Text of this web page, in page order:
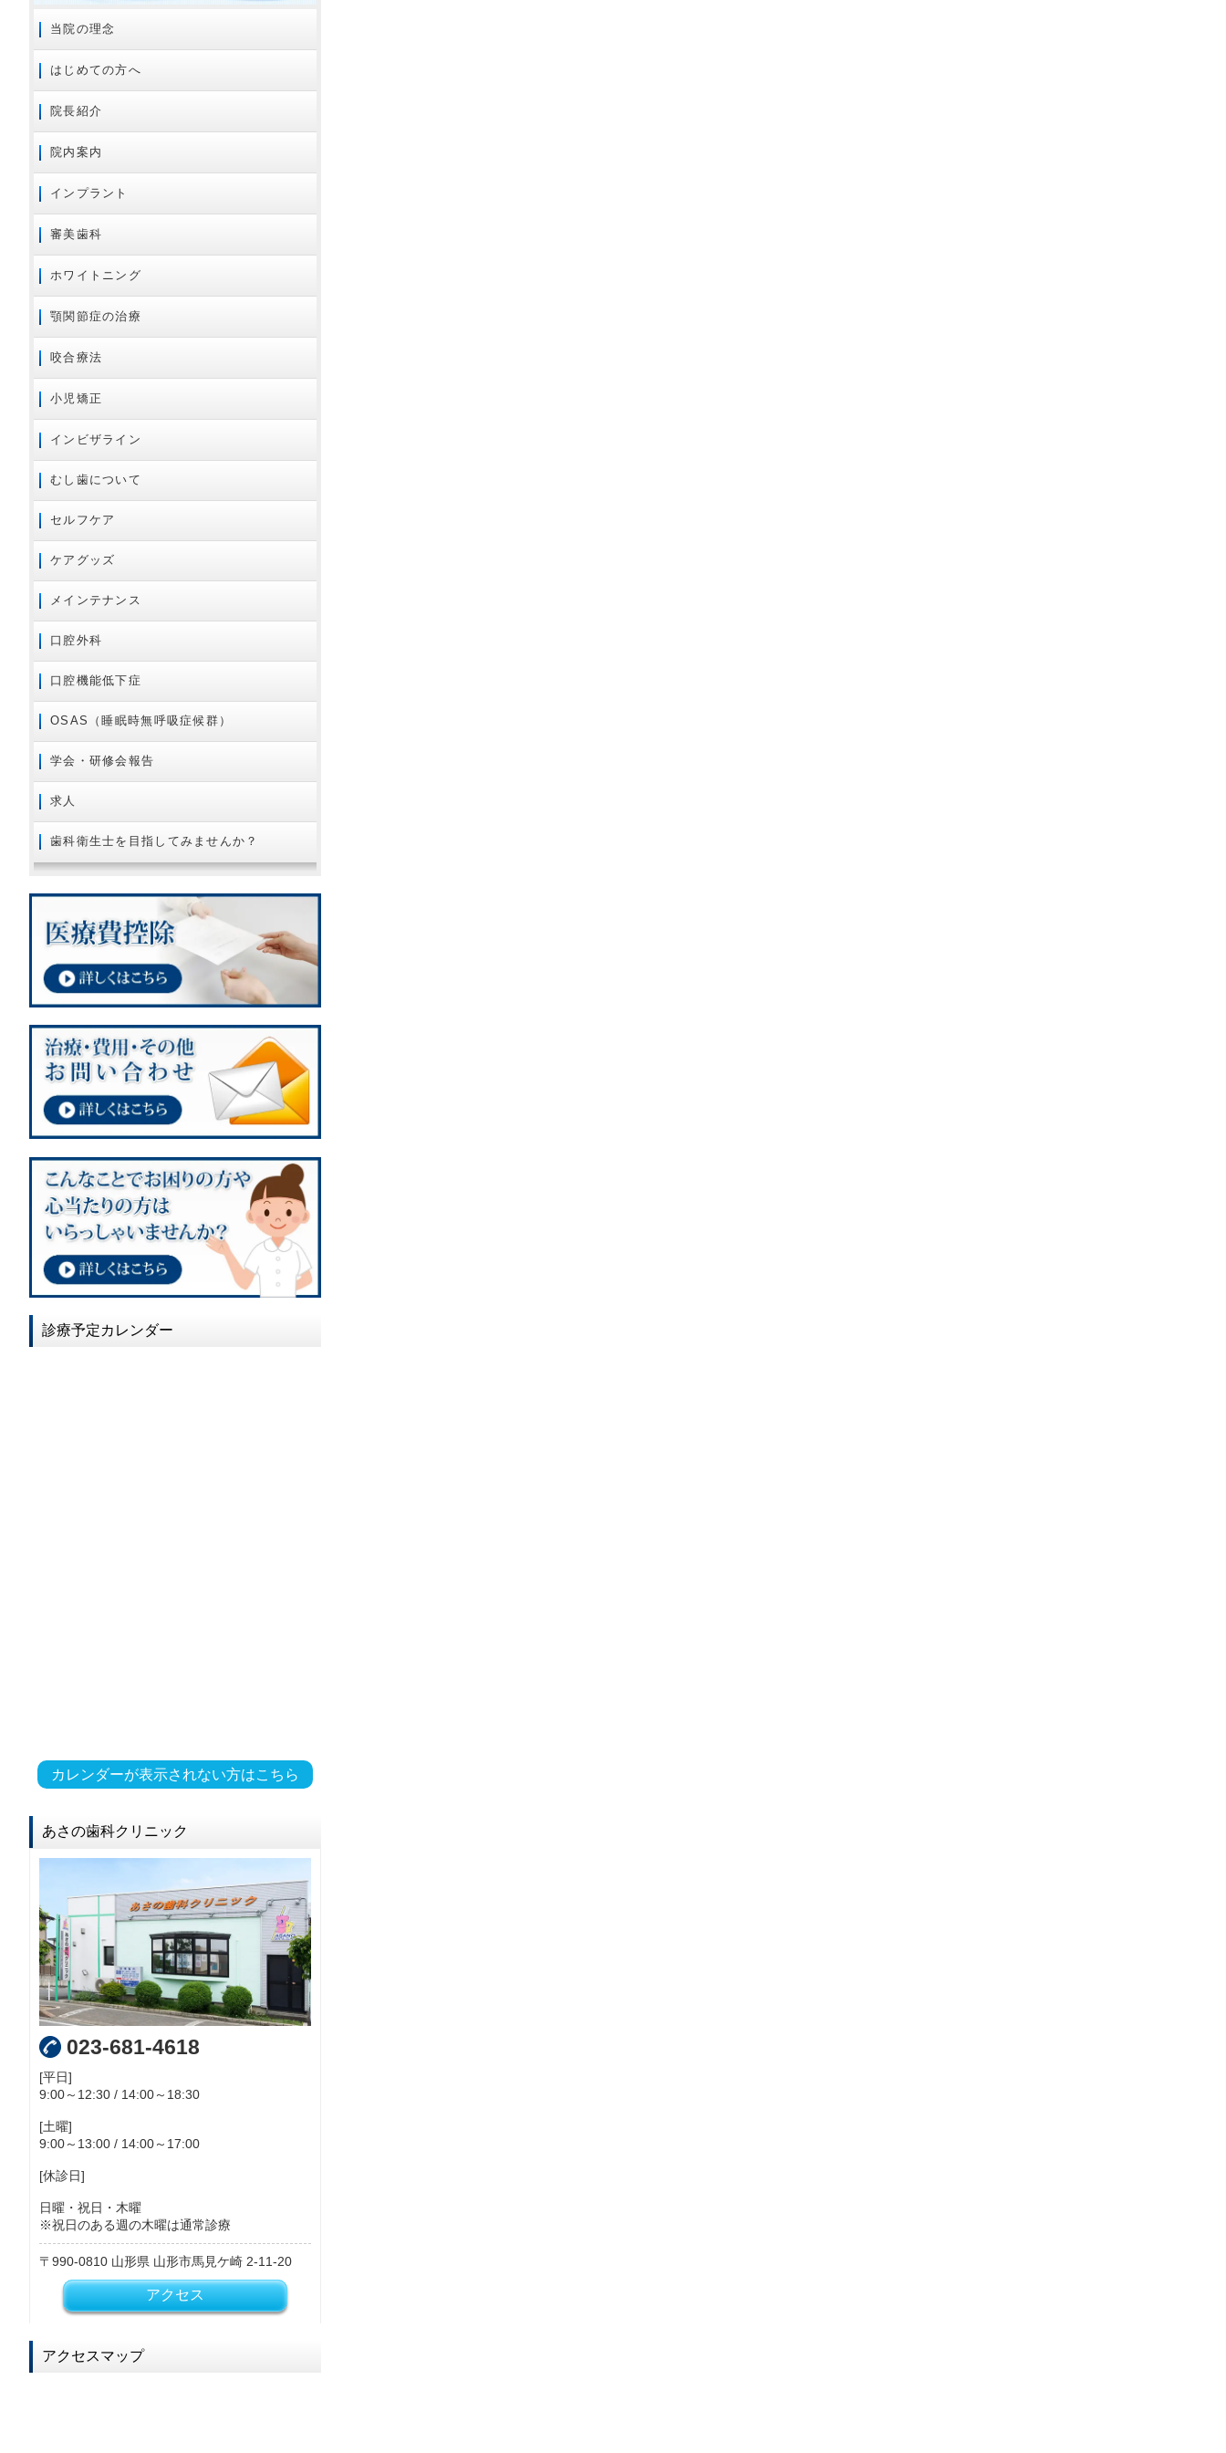
2024年09月
2024年08月
2024年07月
2024年01月
2023年11月
2023年02月
2023年01月
2021年12月
2020年10月
2020年07月
2020年06月
2020年04月
2020年02月
2020年01月
2019年10月
2019年09月
2019年08月
2019年07月
2019年06月
2019年05月
2019年04月
2019年03月
2018年12月
2018年11月
2018年10月
2018年09月
2018年08月
2018年07月
2018年05月
2018年04月
2018年02月
2018年01月
2017年12月
2017年11月
2017年10月
2017年09月
2017年08月
2017年07月
2017年06月
2017年05月
2017年03月
2017年02月
2017年01月
2016年12月
当院の理念
はじめての方へ
院長紹介
院内案内
インプラント
審美歯科
ホワイトニング
顎関節症の治療
咬合療法
小児矯正
インビザライン
むし歯について
セルフケア
ケアグッズ
メインテナンス
口腔外科
口腔機能低下症
OSAS（睡眠時無呼吸症候群）
学会・研修会報告
求人
歯科衛生士を目指してみませんか？
診療予定カレンダー
カレンダーが表示されない方はこちら
あさの歯科クリニック
023-681-4618
[平日]
9:00～12:30 / 14:00～18:30
[土曜]
9:00～13:00 / 14:00～17:00
[休診日]
日曜・祝日・木曜
※祝日のある週の木曜は通常診療
990-0810 山形県 山形市馬見ケ崎 2-11-20
アクセス
アクセスマップ